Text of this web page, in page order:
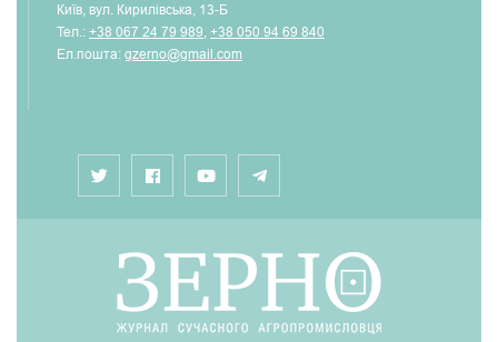
Київ, вул. Кирилівська, 13-Б
Тел.: +38 067 24 79 989 +38 050 94 69 840
Ел.пошта: gzerno@gmail.com